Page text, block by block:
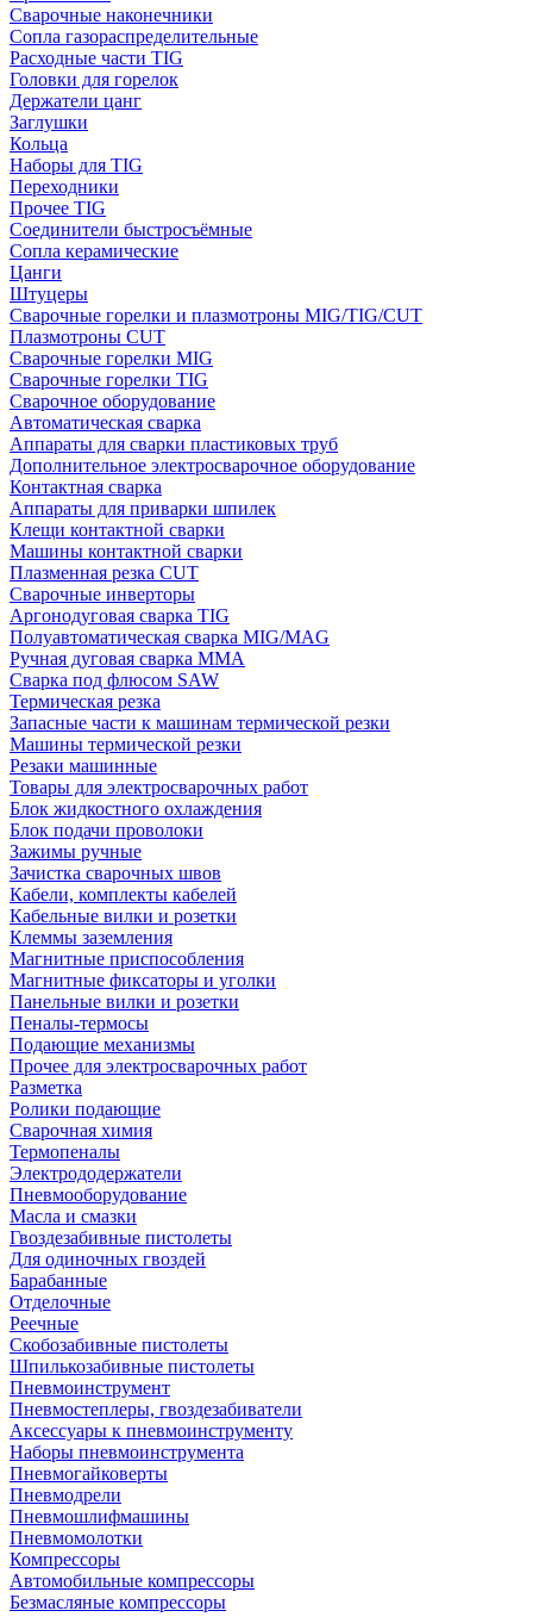
Сварочные наконечники
Сопла газораспределительные
Расходные части TIG
Головки для горелок
Держатели цанг
Заглушки
Кольца
Наборы для TIG
Переходники
Прочее TIG
Соединители быстросъёмные
Сопла керамические
Цанги
Штуцеры
Сварочные горелки и плазмотроны MIG/TIG/CUT
Плазмотроны CUT
Сварочные горелки MIG
Сварочные горелки TIG
Сварочное оборудование
Автоматическая сварка
Аппараты для сварки пластиковых труб
Дополнительное электросварочное оборудование
Контактная сварка
Аппараты для приварки шпилек
Клещи контактной сварки
Машины контактной сварки
Плазменная резка CUT
Сварочные инверторы
Аргонодуговая сварка TIG
Полуавтоматическая сварка MIG/MAG
Ручная дуговая сварка MMA
Сварка под флюсом SAW
Термическая резка
Запасные части к машинам термической резки
Машины термической резки
Резаки машинные
Товары для электросварочных работ
Блок жидкостного охлаждения
Блок подачи проволоки
Зажимы ручные
Зачистка сварочных швов
Кабели, комплекты кабелей
Кабельные вилки и розетки
Клеммы заземления
Магнитные приспособления
Магнитные фиксаторы и уголки
Панельные вилки и розетки
Пеналы-термосы
Подающие механизмы
Прочее для электросварочных работ
Разметка
Ролики подающие
Сварочная химия
Термопеналы
Электрододержатели
Пневмооборудование
Масла и смазки
Гвоздезабивные пистолеты
Для одиночных гвоздей
Барабанные
Отделочные
Реечные
Скобозабивные пистолеты
Шпилькозабивные пистолеты
Пневмоинструмент
Пневмостеплеры, гвоздезабиватели
Аксессуары к пневмоинструменту
Наборы пневмоинструмента
Пневмогайковерты
Пневмодрели
Пневмошлифмашины
Пневмомолотки
Компрессоры
Автомобильные компрессоры
Безмасляные компрессоры